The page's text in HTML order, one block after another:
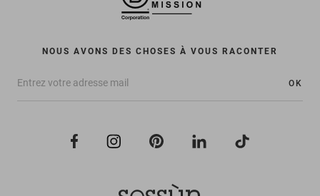
NOUS AVONS DES CHOSES À VOUS RACONTER
OK